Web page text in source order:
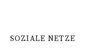
SOZIALE NETZE